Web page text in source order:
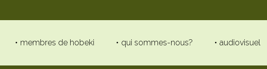
membres de hobeki qui sommes-nous? audiovisuel